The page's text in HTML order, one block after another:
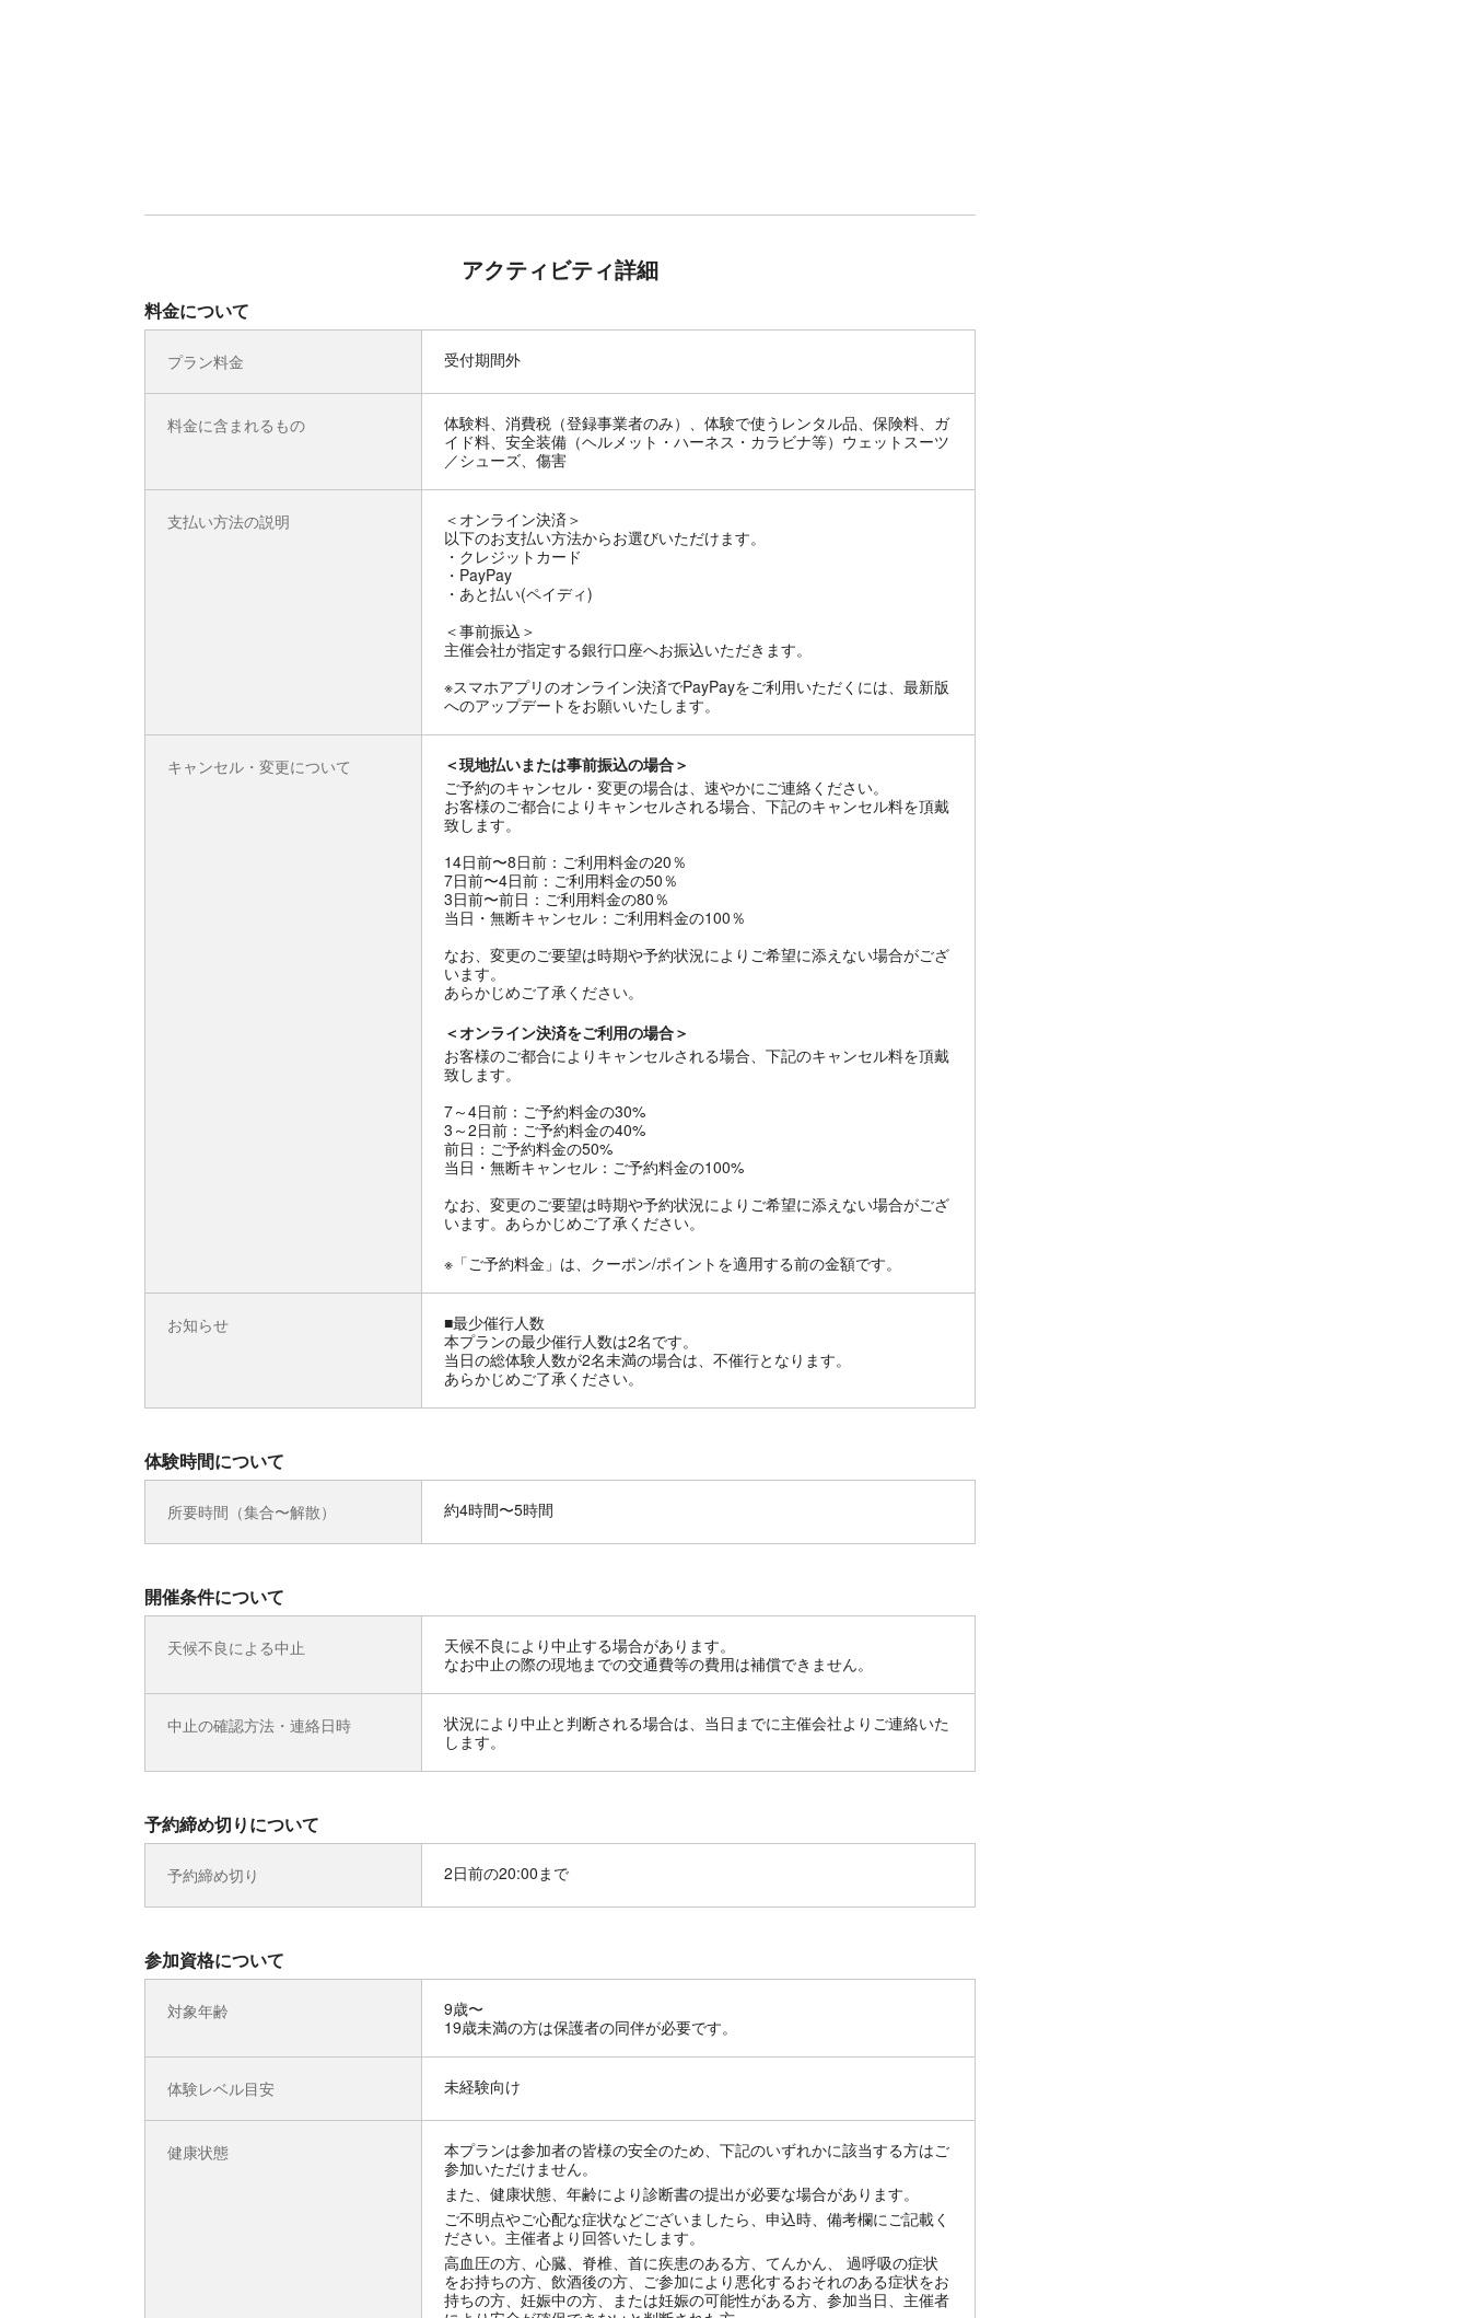
アクティビティ詳細
料金について
プラン料金 受付期間外
料金に含まれるもの
体験料、消費税（登録事業者のみ）、体験で使うレンタル品、保険料、ガ
イド料、安全装備（ヘルメット・ハーネス・カラビナ等）ウェットスーツ
／シューズ、傷害
支払い方法の説明
＜オンライン決済＞
以下のお支払い方法からお選びいただけます。
・クレジットカード
・PayPay
・あと払い(ペイディ)
＜事前振込＞
主催会社が指定する銀行口座へお振込いただきます。
※スマホアプリのオンライン決済でPayPayをご利用いただくには、最新版
へのアップデートをお願いいたします。
キャンセル・変更について
＜現地払いまたは事前振込の場合＞
ご予約のキャンセル・変更の場合は、速やかにご連絡ください。
お客様のご都合によりキャンセルされる場合、下記のキャンセル料を頂戴
致します。
14日前〜8日前：ご利用料金の20％
7日前〜4日前：ご利用料金の50％
3日前〜前日：ご利用料金の80％
当日・無断キャンセル：ご利用料金の100％
なお、変更のご要望は時期や予約状況によりご希望に添えない場合がござ
います。
あらかじめご了承ください。
＜オンライン決済をご利用の場合＞
お客様のご都合によりキャンセルされる場合、下記のキャンセル料を頂戴
致します。
7～4日前：ご予約料金の30%
3～2日前：ご予約料金の40%
前日：ご予約料金の50%
当日・無断キャンセル：ご予約料金の100%
なお、変更のご要望は時期や予約状況によりご希望に添えない場合がござ
います。あらかじめご了承ください。
※「ご予約料金」は、クーポン/ポイントを適用する前の金額です。
お知らせ
■最少催行人数
本プランの最少催行人数は2名です。
当日の総体験人数が2名未満の場合は、不催行となります。
あらかじめご了承ください。
体験時間について
所要時間（集合〜解散） 約4時間〜5時間
開催条件について
天候不良による中止
天候不良により中止する場合があります。
なお中止の際の現地までの交通費等の費用は補償できません。
中止の確認方法・連絡日時
状況により中止と判断される場合は、当日までに主催会社よりご連絡いた
します。
予約締め切りについて
予約締め切り 2日前の20:00まで
参加資格について
対象年齢
9歳〜
19歳未満の方は保護者の同伴が必要です。
体験レベル目安 未経験向け
健康状態
本プランは参加者の皆様の安全のため、下記のいずれかに該当する方はご
参加いただけません。
また、健康状態、年齢により診断書の提出が必要な場合があります。
ご不明点やご心配な症状などございましたら、申込時、備考欄にご記載く
ださい。主催者より回答いたします。
高血圧の方、心臓、脊椎、首に疾患のある方、てんかん、 過呼吸の症状
をお持ちの方、飲酒後の方、ご参加により悪化するおそれのある症状をお
持ちの方、妊娠中の方、または妊娠の可能性がある方、参加当日、主催者